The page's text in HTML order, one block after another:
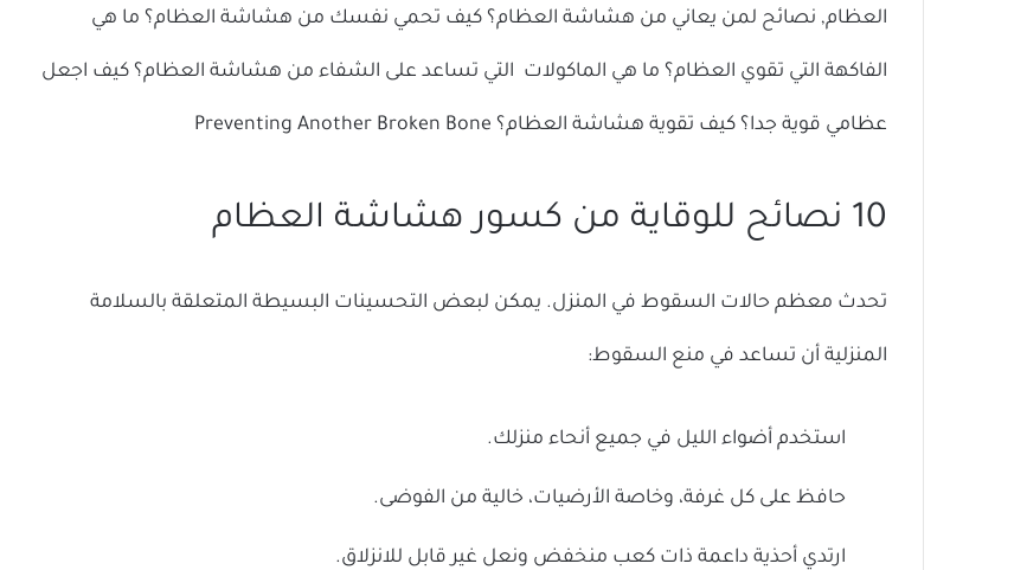
العظام, نصائح لمن يعاني من هشاشة العظام؟ كيف تحمي نفسك من هشاشة العظام؟ ما هي
الفاكهة التي تقوي العظام؟ ما هي الماكولات التي تساعد على الشفاء من هشاشة العظام؟ كيف اجعل
عظامي قوية جدا؟ كيف تقوية هشاشة العظام؟ Preventing Another Broken Bone
10 نصائح للوقاية من كسور هشاشة العظام
تحدث معظم حالات السقوط في المنزل. يمكن لبعض التحسينات البسيطة المتعلقة بالسلامة
المنزلية أن تساعد في منع السقوط:
استخدم أضواء الليل في جميع أنحاء منزلك.
حافظ على كل غرفة، وخاصة الأرضيات، خالية من الفوضى.
ارتدي أحذية داعمة ذات كعب منخفض ونعل غير قابل للانزلاق.